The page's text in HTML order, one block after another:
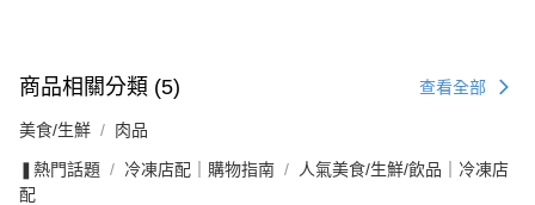
商品相關分類 (5) 查看全部
美食/生鮮 肉品
❚熱門話題 冷凍店配｜購物指南
人氣美食/生鮮/飲品｜冷凍店
配